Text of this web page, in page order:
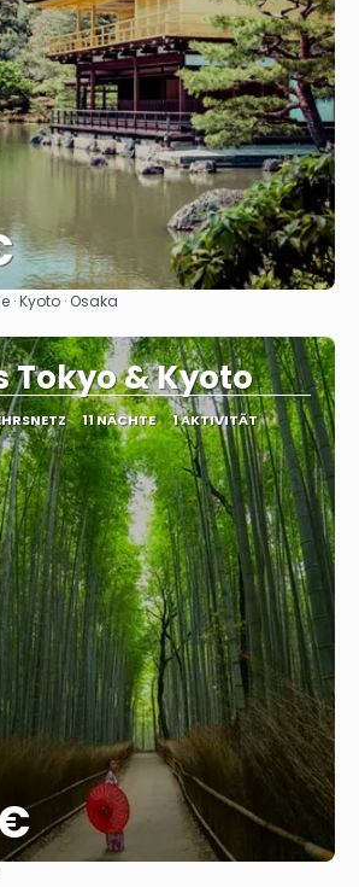
Sehen
· Kyoto · Osaka
Tokyo & Kyoto
11 NÄCHTE 1 AKTIVITÄT